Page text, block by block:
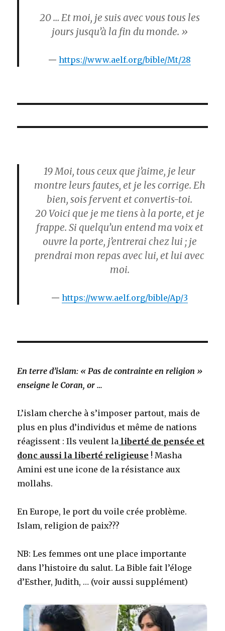
20… Et moi, je suis avec vous tous les
jours jusqu’à la fin du monde. »
https://www.aelf.org/bible/Mt/28
19Moi, tous ceux que j’aime, je leur
montre leurs fautes, et je les corrige. Eh
bien, sois fervent et convertis-toi.
20Voici que je me tiens à la porte, et je
frappe. Si quelqu’un entend ma voix et
ouvre la porte, j’entrerai chez lui ; je
prendrai mon repas avec lui, et lui avec
moi.
https://www.aelf.org/bible/Ap/3
En terre d’islam: « Pas de contrainte en religion »
enseigne le Coran, or …
L’islam cherche à s’imposer partout, mais de
plus en plus d’individus et même de nations
réagissent : Ils veulent la liberté de pensée et
donc aussi la liberté religieuse ! Masha
Amini est une icone de la résistance aux
mollahs.
En Europe, le port du voile crée problème.
Islam, religion de paix???
NB: Les femmes ont une place importante
dans l’histoire du salut. La Bible fait l’éloge
d’Esther, Judith, … (voir aussi supplément)